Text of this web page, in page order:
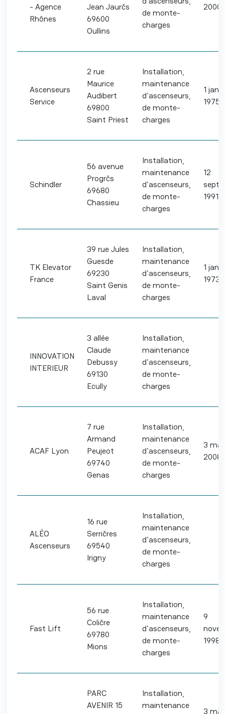
- Agence
Rhônes
Jean Jaurčs
69600
Oullins
de monte-
charges
2000
Ascenseurs
Service
2 rue
Maurice
Audibert
69800
Saint Priest
Installation,
maintenance
d'ascenseurs,
de monte-
charges
1
1975
Schindler
56 avenue
Progrčs
69680
Chassieu
Installation,
maintenance
d'ascenseurs,
de monte-
charges
12
1991
TK Elevator
France
39 rue Jules
Guesde
69230
Saint Genis
Laval
Installation,
maintenance
d'ascenseurs,
de monte-
charges
1
1973
INNOVATION
INTERIEUR
3 allée
Claude
Debussy
69130
Ecully
Installation,
maintenance
d'ascenseurs,
de monte-
charges
ACAF Lyon
7 rue
Armand
Peujeot
69740
Genas
Installation,
maintenance
d'ascenseurs,
de monte-
charges
3
2008
ALÉO
Ascenseurs
16 rue
Serričres
69540
Irigny
Installation,
maintenance
d'ascenseurs,
de monte-
charges
Fast Lift
56 rue
Coličre
69780
Mions
Installation,
maintenance
d'ascenseurs,
de monte-
charges
9
1998
PARC
AVENIR 15
Installation,
maintenance
3 mai